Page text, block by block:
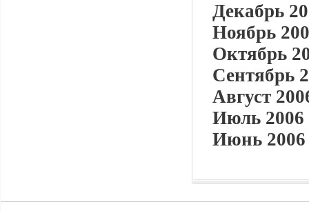
Декабрь
Ноябрь
Октябрь
Сентябрь
Август
Июль 2006
Июнь 2006